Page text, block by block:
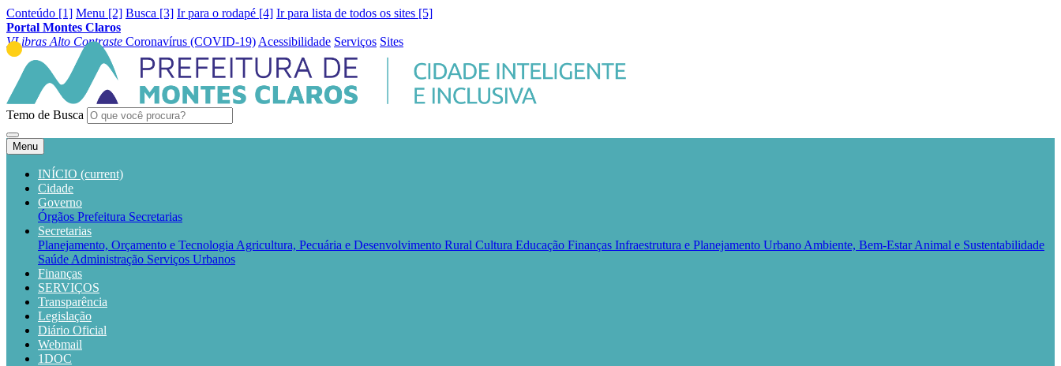
Conteúdo [1] Menu [2] Busca [3] Ir para o rodapé [4] Ir para lista de todos os sites [5]
Portal Montes Claros
VLibras Alto Contraste Coronavírus (COVID-19) Acessibilidade Serviços Sites
Temo de Busca
Menu
INÍCIO (current)
Cidade
Governo
Órgãos Prefeitura Secretarias
Secretarias
Planejamento, Orçamento e Tecnologia Agricultura, Pecuária e Desenvolvimento Rural Cultura Educação Finanças Infraestrutura e Planejamento Urbano Ambiente, Bem-Estar Animal e Sustentabilidade
Saúde Administração Serviços Urbanos
Finanças
SERVIÇOS
Transparência
Legislação
Diário Oficial
Webmail
1DOC